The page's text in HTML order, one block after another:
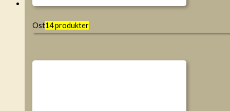
Ost14 produkter